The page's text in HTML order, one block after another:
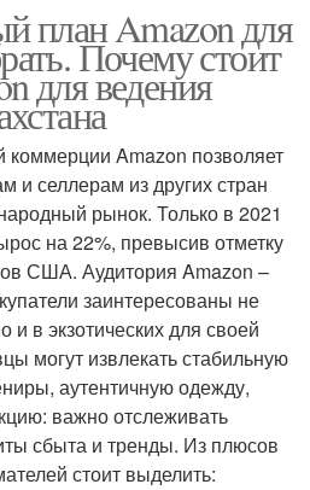
план Amazon для
Почему стоит
для ведения
Amazon позволяет
и селлерам из других стран
рынок. Только в 2021
на 22%, превысив отметку
США. Аудитория Amazon –
заинтересованы не
и в экзотических для своей
могут извлекать стабильную
аутентичную одежду,
важно отслеживать
сбыта и тренды. Из плюсов
стоит выделить: